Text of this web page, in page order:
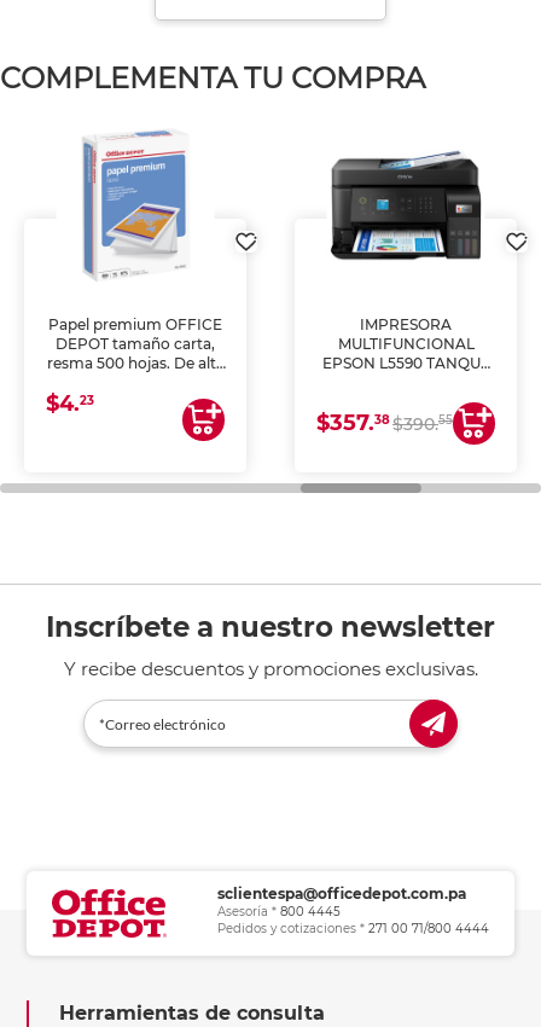
COMPLEMENTA TU COMPRA
Papel premium OFFICE
DEPOT tamaño carta,
resma 500 hojas. De alta
uniforme, ideal para
impresoras de inyección
de tinta y láser,
general de oficina.
$4.23
IMPRESORA
MULTIFUNCIONAL
EPSON L5590 TANQUE
COPIA Y ESCANEA)
$357.38$390.55
Inscríbete a nuestro newsletter
Y recibe descuentos y promociones exclusivas.
sclientespa@officedepot.com.pa
Asesoría * 800 4445
Pedidos y cotizaciones * 271 00 71/800 4444
Herramientas de consulta